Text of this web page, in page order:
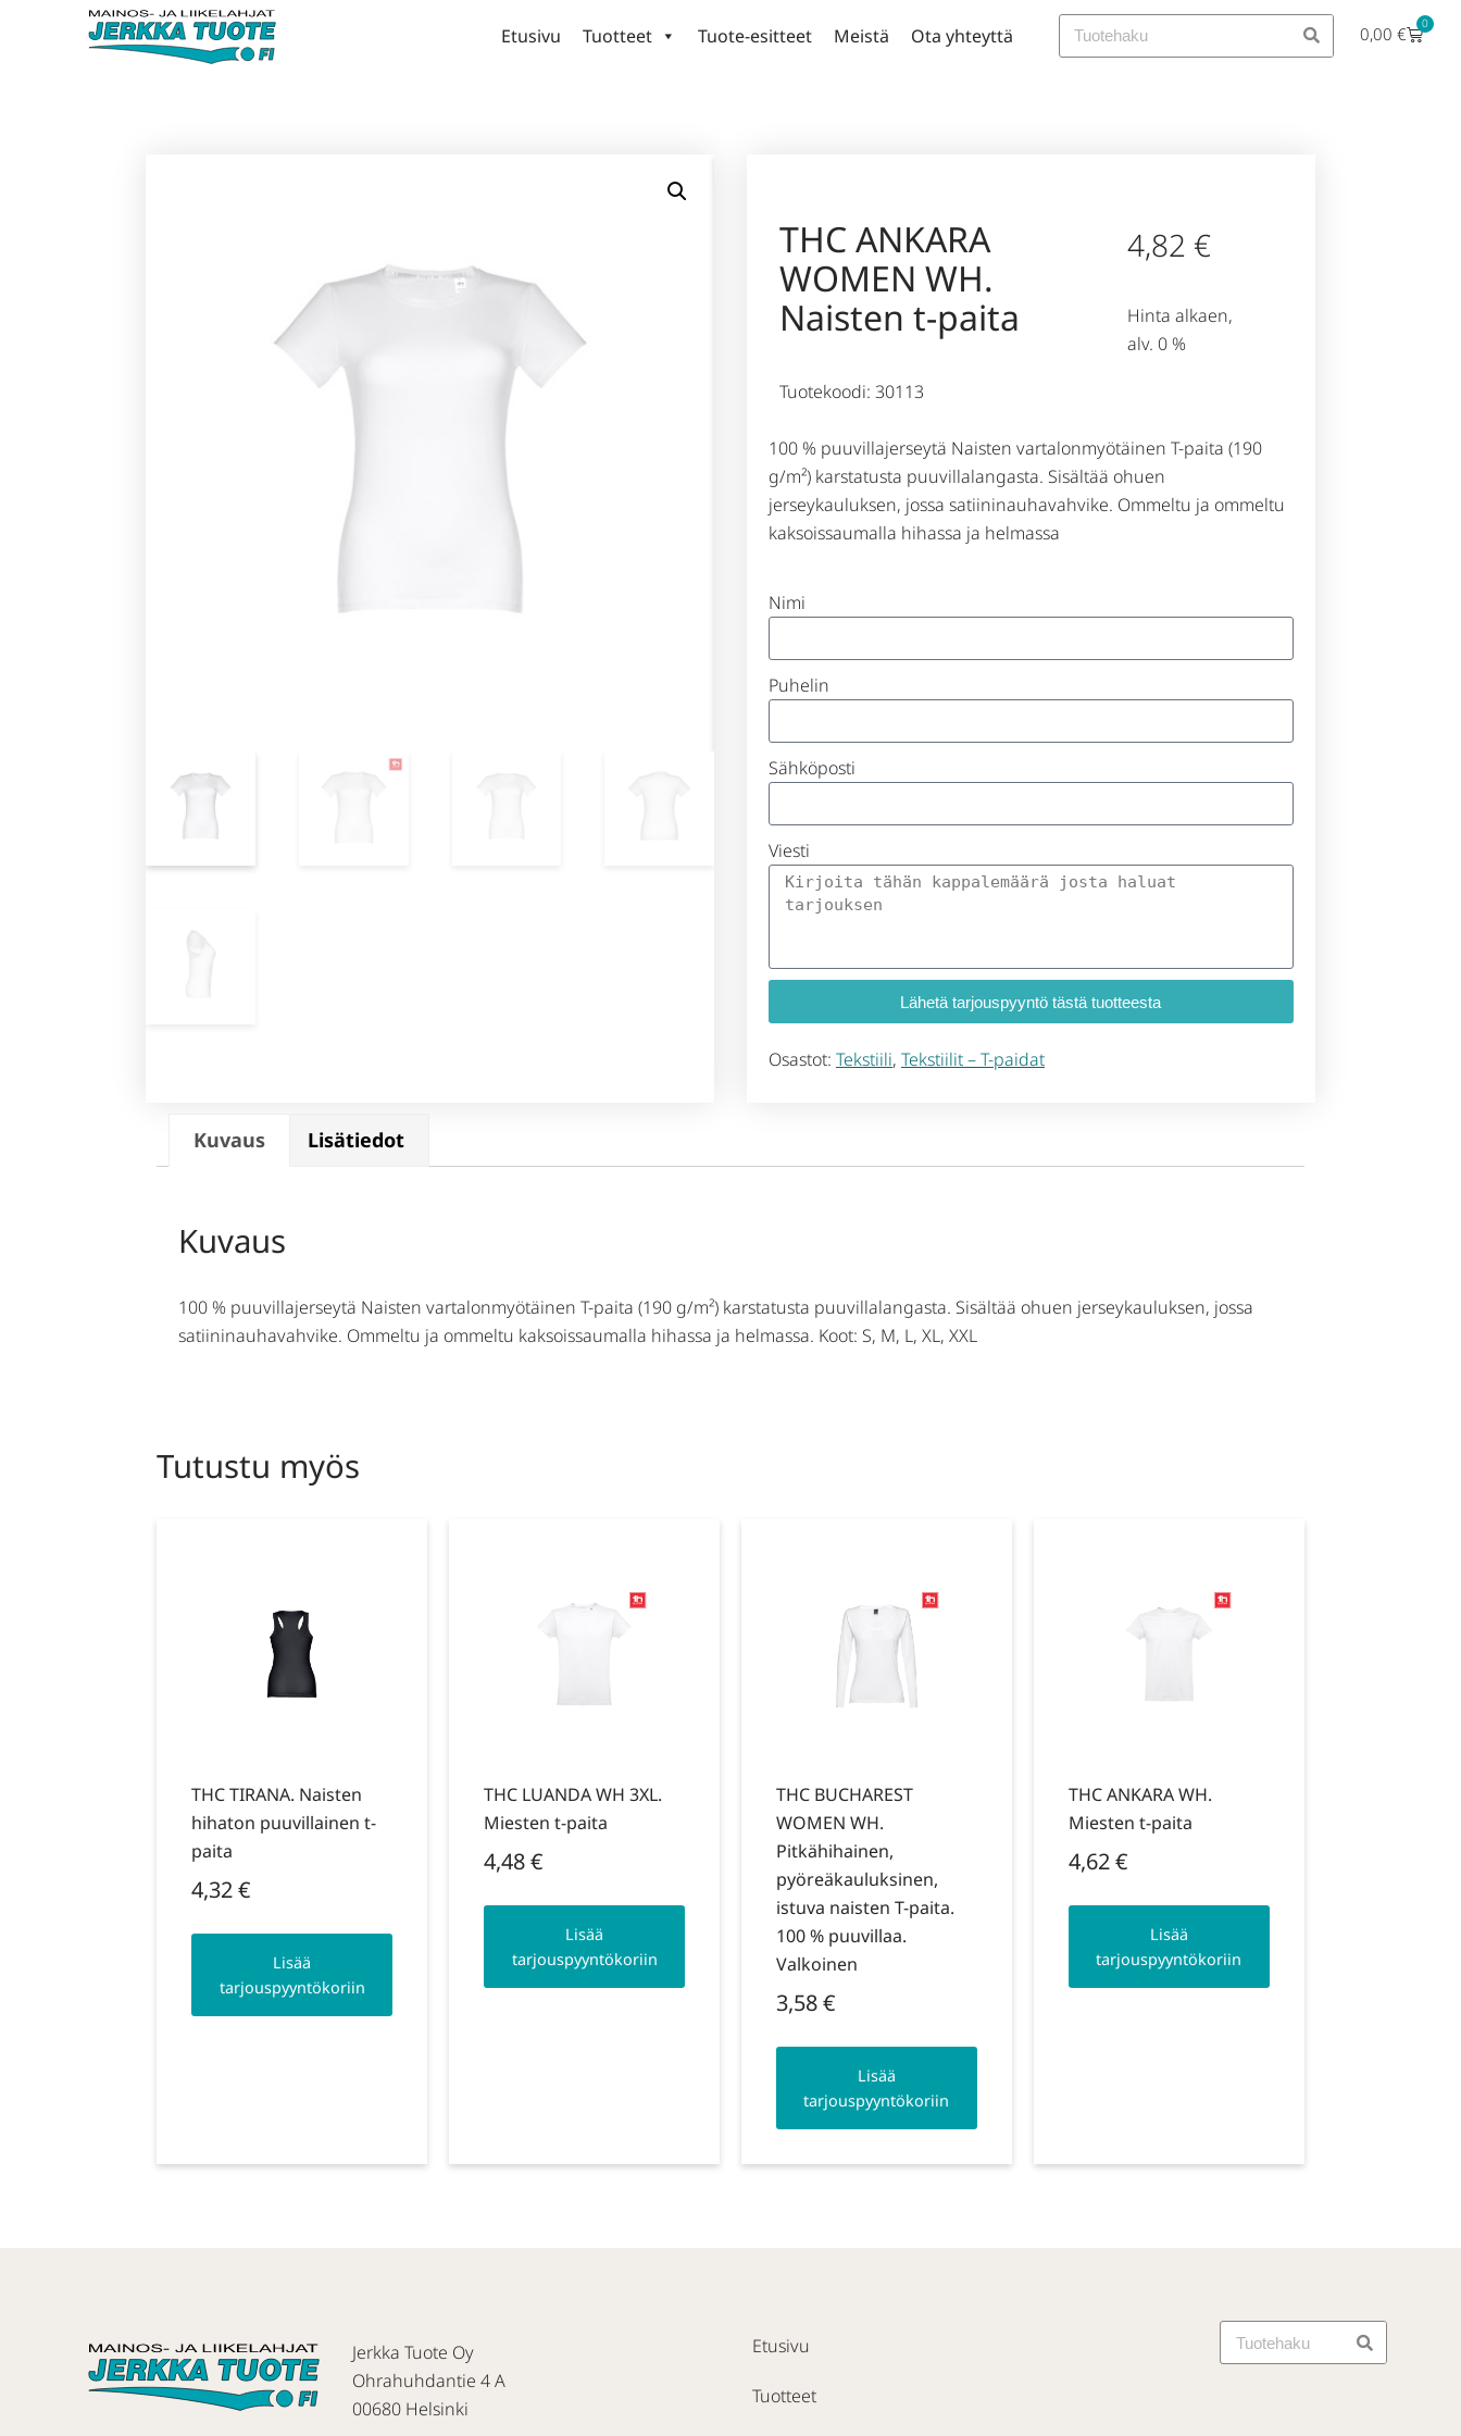
Etusivu Tuotteet Tuote-esitteet Meistä Ota yhteyttä 0,00€ 0
THC ANKARA
WOMEN WH.
Naisten t-paita
Tuotekoodi: 30113
4,82 €
Hinta alkaen,
alv. 0 %
100 % puuvillajerseytä Naisten vartalonmyötäinen T-paita (190
g/m²) karstatusta puuvillalangasta. Sisältää ohuen
jerseykauluksen, jossa satiininauhavahvike. Ommeltu ja ommeltu
kaksoissaumalla hihassa ja helmassa
Nimi
Puhelin
Sähköposti
Viesti
Lähetä tarjouspyyntö tästä tuotteesta
Osastot: Tekstiili, Tekstiilit – T-paidat
Kuvaus Lisätiedot
Kuvaus
100 % puuvillajerseytä Naisten vartalonmyötäinen T-paita (190 g/m²) karstatusta puuvillalangasta. Sisältää ohuen jerseykauluksen, jossa
satiininauhavahvike. Ommeltu ja ommeltu kaksoissaumalla hihassa ja helmassa. Koot: S, M, L, XL, XXL
Tutustu myös
THC TIRANA. Naisten
hihaton puuvillainen t-
paita
4,32€
Lisää
tarjouspyyntökoriin
THC LUANDA WH 3XL.
Miesten t-paita
4,48€
Lisää
tarjouspyyntökoriin
THC BUCHAREST
WOMEN WH.
Pitkähihainen,
pyöreäkauluksinen,
istuva naisten T-paita.
100 % puuvillaa.
Valkoinen
3,58€
Lisää
tarjouspyyntökoriin
THC ANKARA WH.
Miesten t-paita
4,62€
Lisää
tarjouspyyntökoriin
Jerkka Tuote Oy
Ohrahuhdantie 4 A
00680 Helsinki
Etusivu
Tuotteet